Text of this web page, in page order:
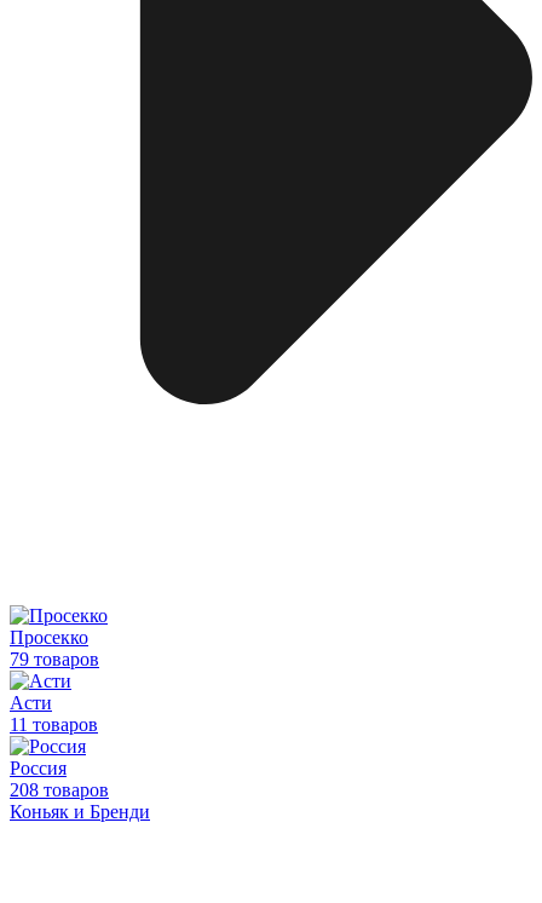
Просекко
79 товаров
Асти
11 товаров
Россия
208 товаров
Коньяк и Бренди